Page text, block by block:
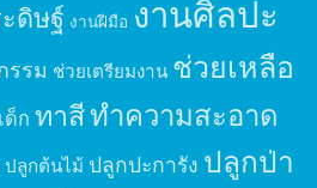
ดิษฐ์ งานฝีมือ งานศิลปะ
รรม ช่วยเตรียมงาน ช่วยเหลือ
ด็ก ทาสีทำความสะอาด
ปลูกต้นไม้ ปลูกปะการัง ปลูกป่า